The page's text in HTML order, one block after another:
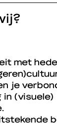
met
je
(visuele)